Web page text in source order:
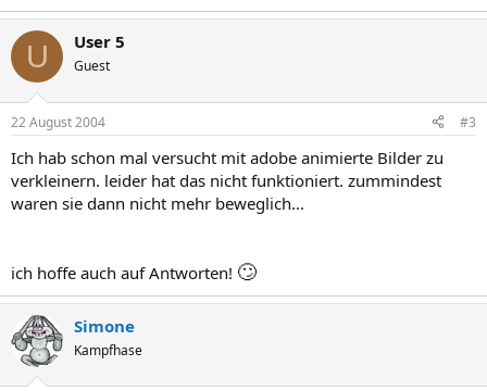
U User 5
Guest
22 August 2004 #3
Ich hab schon mal versucht mit adobe animierte Bilder zu
verkleinern. leider hat das nicht funktioniert. zummindest
waren sie dann nicht mehr beweglich...
ich hoffe auch auf Antworten! 🙄
Simone
Kampfhase